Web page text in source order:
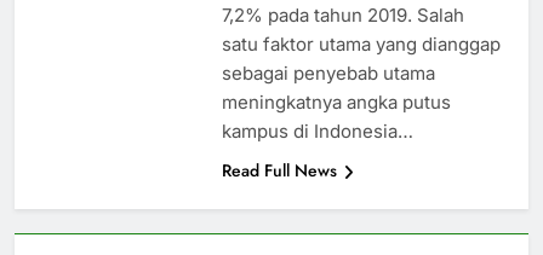
7,2% pada tahun 2019. Salah
satu faktor utama yang dianggap
sebagai penyebab utama
meningkatnya angka putus
kampus di Indonesia…
Read Full News